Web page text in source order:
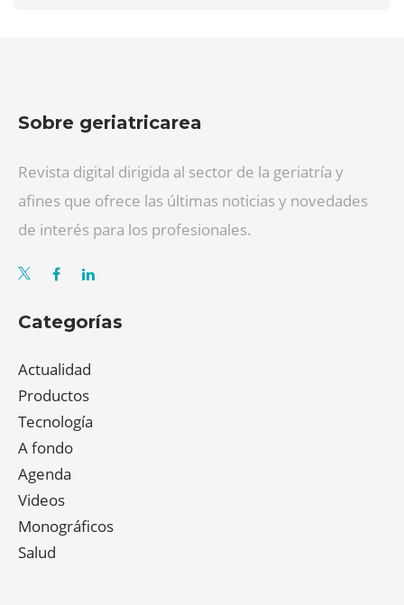
Sobre geriatricarea
Revista digital dirigida al sector de la geriatría y
afines que ofrece las últimas noticias y novedades
de interés para los profesionales.
Categorías
Actualidad
Productos
Tecnología
A fondo
Agenda
Videos
Monográficos
Salud